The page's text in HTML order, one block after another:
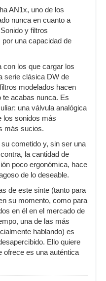
AN1x, uno de los
nunca en cuanto a
y filtros
una capacidad de
con los que cargar los
serie clásica DW de
modelados hacen
te acabas nunca. Es
una válvula analógica
los sonidos más
más sucios.
cometido y, sin ser una
la cantidad de
poco ergonómica, hace
de lo deseable.
de este sinte (tanto para
su momento, como para
en él en el mercado de
una de las más
hablando) es
Ello quiere
ofrece es una auténtica